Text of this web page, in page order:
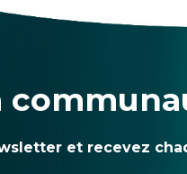
et recevez